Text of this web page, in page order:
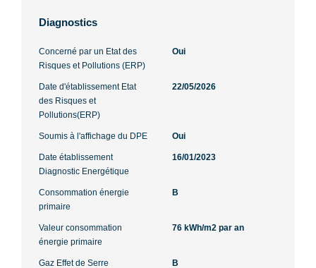
Diagnostics
Concerné par un Etat des
Risques et Pollutions (ERP)
Oui
Date d'établissement Etat
des Risques et
Pollutions(ERP)
22/05/2026
Soumis à l'affichage du DPE Oui
Date établissement
Diagnostic Energétique
16/01/2023
Consommation énergie
primaire
B
Valeur consommation
énergie primaire
76 kWh/m2 par an
Gaz Effet de Serre B